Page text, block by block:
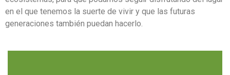
en el que tenemos la suerte de vivir y que las futuras
generaciones también puedan hacerlo.